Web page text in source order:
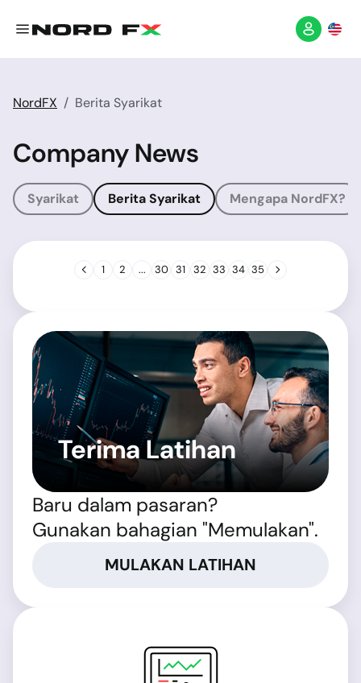
NordFX Berita Syarikat
Company News
Syarikat Berita Syarikat Mengapa NordFX?
1 2 ... 30 31 32 33 34 35
Terima Latihan
Baru dalam pasaran?
Gunakan bahagian "Memulakan".
MULAKAN LATIHAN